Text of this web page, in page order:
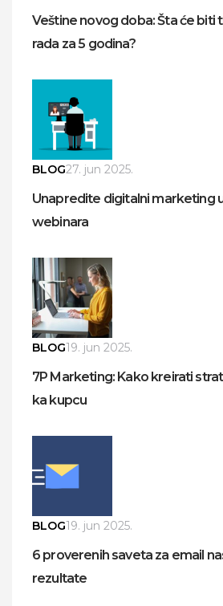
Veštine novog doba: Šta će biti
rada za 5 godina?
BLOG27. jun 2025.
Unapredite digitalni marketing
webinara
BLOG19. jun 2025.
7P Marketing: Kako kreirati
ka kupcu
BLOG19. jun 2025.
6 proverenih saveta za email
rezultate